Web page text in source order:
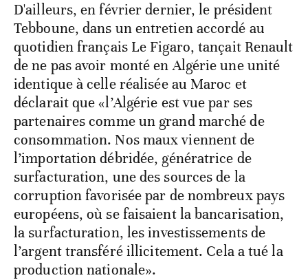
D'ailleurs, en février dernier, le président
Tebboune, dans un entretien accordé au
quotidien français Le Figaro, tançait Renault
de ne pas avoir monté en Algérie une unité
identique à celle réalisée au Maroc et
déclarait que «l’Algérie est vue par ses
partenaires comme un grand marché de
consommation. Nos maux viennent de
l’importation débridée, génératrice de
surfacturation, une des sources de la
corruption favorisée par de nombreux pays
européens, où se faisaient la bancarisation,
la surfacturation, les investissements de
l’argent transféré illicitement. Cela a tué la
production nationale».